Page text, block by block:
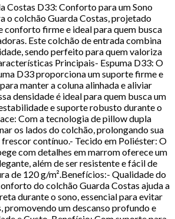
Costas D33: Conforto para um Sono
o colchão Guarda Costas, projetado
conforto firme e ideal para quem busca
Este colchão de entrada combina
sendo perfeito para quem valoriza
Principais- Espuma D33: O
D33 proporciona um suporte firme e
manter a coluna alinhada e aliviar
densidade é ideal para quem busca um
e suporte robusto durante o
Com a tecnologia de pillow dupla
os lados do colchão, prolongando sua
contínuo.- Tecido em Poliéster: O
com detalhes em marrom oferece um
além de ser resistente e fácil de
de 120 g/m².Benefícios:- Qualidade do
do colchão Guarda Costas ajuda a
durante o sono, essencial para evitar
promovendo um descanso profundo e